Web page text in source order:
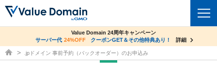
ドメイントップ
co.jpドメイン✕コアサーバーV2ビジネス応援キャンペーン
サーバー料金1年間無料
詳細
Value Domain 24周年キャンペーン
サーバー代 24%OFF クーポンGET＆その他特典あり！ 詳細
ドメイン取得ならバリュードメイン
.jpドメイン 事前予約（バックオーダー）のお申込み